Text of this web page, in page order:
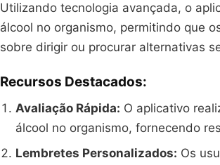
Utilizando tecnologia avançada, o
álcool no organismo, permitindo que
sobre dirigir ou procurar alternativas
Recursos Destacados:
Avaliação Rápida: O aplicativo
álcool no organismo, fornecendo
Lembretes Personalizados: Os